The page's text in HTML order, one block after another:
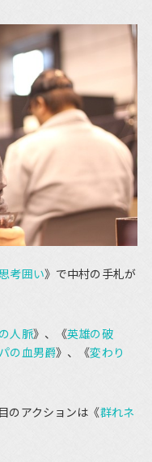
思考囲い》で中村の手札が
人脈》、《英雄の破
の血男爵》、《変わり
のアクションは《群れネ